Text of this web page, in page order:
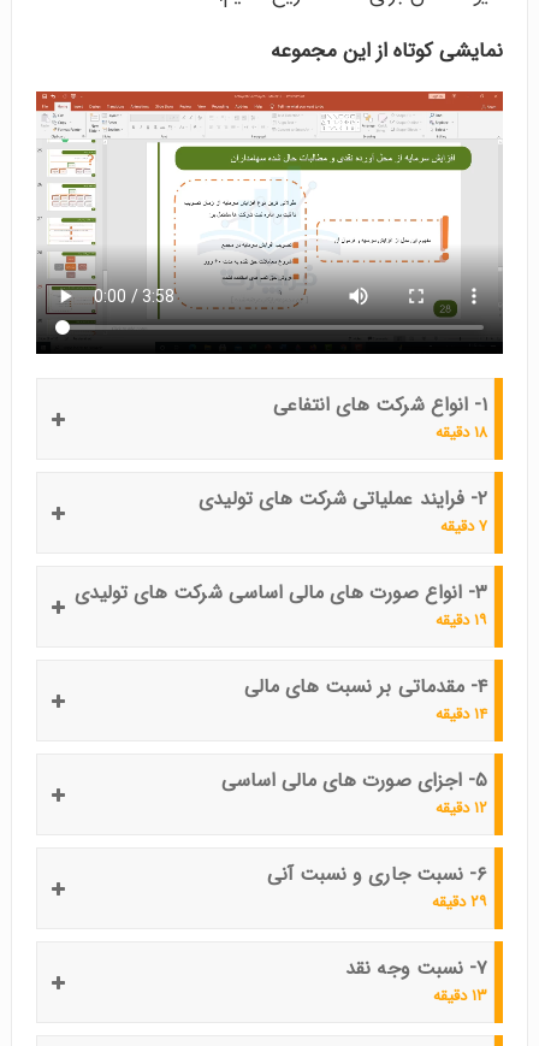
نمایشی کوتاه از این مجموعه
۱- انواع شرکت های انتفاعی
۱۸ دقیقه
۲- فرایند عملیاتی شرکت های تولیدی
۷ دقیقه
۳- انواع صورت های مالی اساسی شرکت های تولیدی
۱۹ دقیقه
۴- مقدماتی بر نسبت های مالی
۱۴ دقیقه
۵- اجزای صورت های مالی اساسی
۱۲ دقیقه
۶- نسبت جاری و نسبت آنی
۲۹ دقیقه
۷- نسبت وجه نقد
۱۳ دقیقه